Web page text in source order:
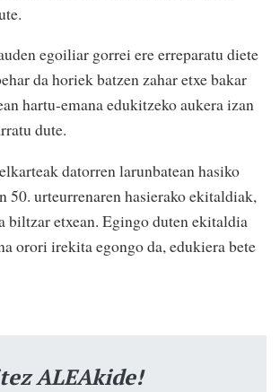
egoiliar gorrei ere erreparatu diete
da horiek batzen zahar etxe bakar
hartu-emana edukitzeko aukera izan
dute.
datorren larunbatean hasiko
50. urteurrenaren hasierako ekitaldiak,
biltzar etxean. Egingo duten ekitaldia
orori irekita egongo da, edukiera bete
ALEAkide!